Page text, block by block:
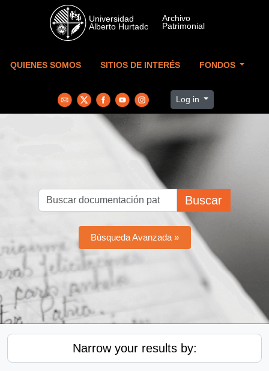
Skip to main content
QUIENES SOMOS SITIOS DE INTERÉS FONDOS
Log in
Buscar
Búsqueda Avanzada »
Narrow your results by: